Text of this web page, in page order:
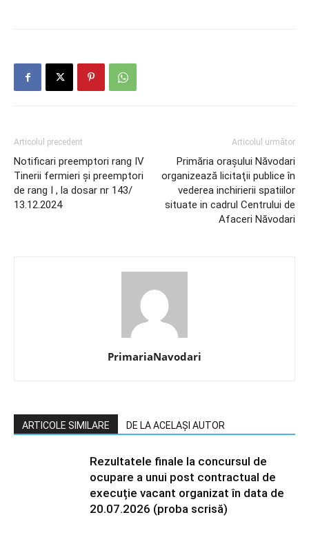
Articolul precedent
Notificari preemptori rang IV
Tinerii fermieri și preemptori
de rang I , la dosar nr 143/
13.12.2024
Articolul următor
Primăria orașului Năvodari
organizează licitaţii publice în
vederea inchirierii spatiilor
situate in cadrul Centrului de
Afaceri Năvodari
PrimariaNavodari
ARTICOLE SIMILARE DE LA ACELAȘI AUTOR
Rezultatele finale la concursul de
ocupare a unui post contractual de
execuție vacant organizat în data de
20.07.2026 (proba scrisă)